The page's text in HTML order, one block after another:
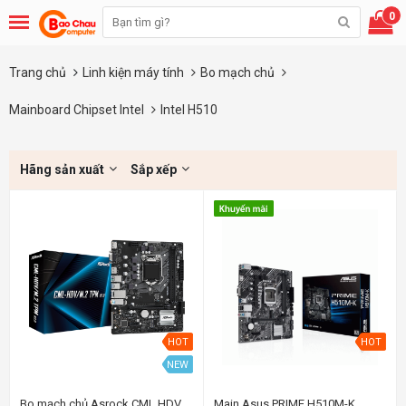
0
Trang chủ Linh kiện máy tính Bo mạch chủ
Mainboard Chipset Intel Intel H510
Hãng sản xuất Sắp xếp
HOT
NEW
Bo mạch chủ Asrock CML HDV
HOT
Main Asus PRIME H510M-K